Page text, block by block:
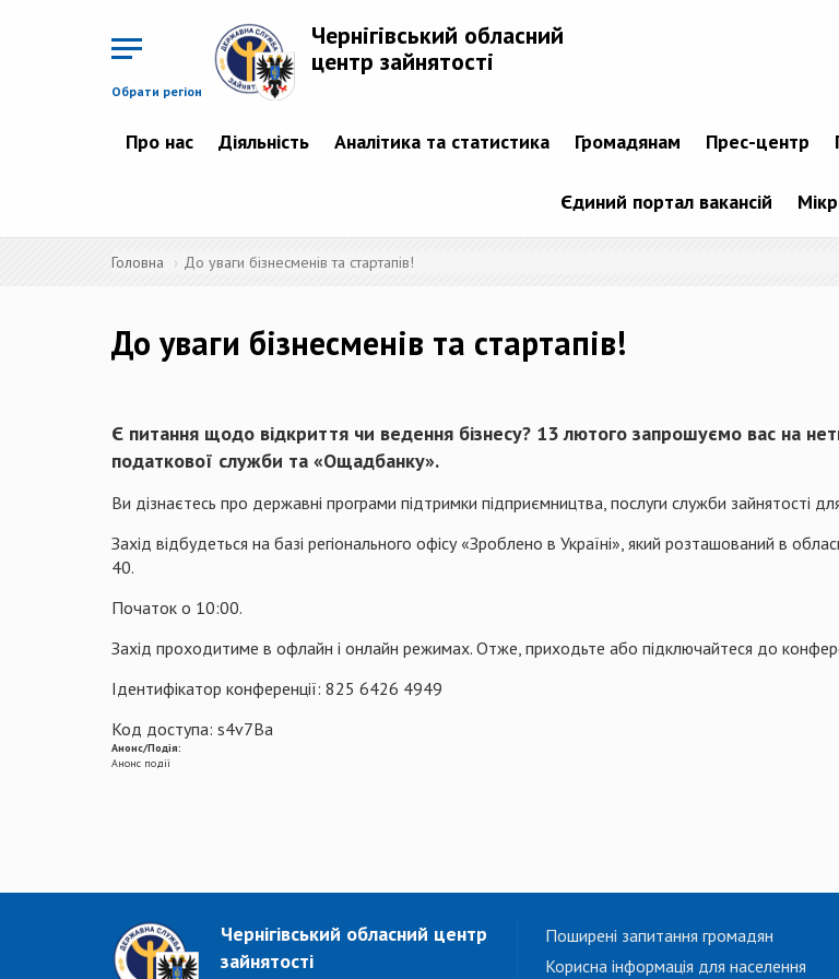
Обрати регіон
Чернігівський обласний
центр зайнятості
Про нас Діяльність Аналітика та статистика Громадянам Прес-центр
Єдиний портал вакансій
Головна До уваги бізнесменів та стартапів!
До уваги бізнесменів та стартапів!
Є питання щодо відкриття чи ведення бізнесу? 13 лютого запрошуємо вас на
податкової служби та «Ощадбанку».
Ви дізнаєтесь про державні програми підтримки підприємництва, послуги служби зайнятості
Захід відбудеться на базі регіонального офісу «Зроблено в Україні», який розташований в
40.
Початок о 10:00.
Захід проходитиме в офлайн і онлайн режимах. Отже, приходьте або підключайтеся до
Ідентифікатор конференції: 825 6426 4949
Код доступа: s4v7Ba
Анонс/Подія:
Анонс події
Чернігівський обласний центр
зайнятості
Поширені запитання громадян
Корисна інформація для населення